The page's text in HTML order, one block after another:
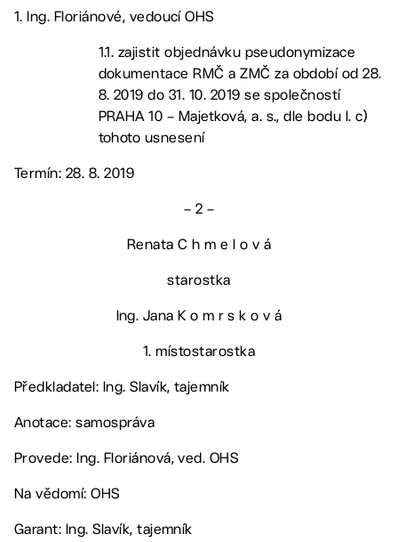
1. Ing. Floriánové, vedoucí OHS
1.1. zajistit objednávku pseudonymizace
dokumentace RMČ a ZMČ za období od 28.
8. 2019 do 31. 10. 2019 se společností
PRAHA 10 – Majetková, a. s., dle bodu I. c)
tohoto usnesení
Termín: 28. 8. 2019
– 2 –
Renata C h m e l o v á
starostka
Ing. Jana K o m r s k o v á
1. místostarostka
Předkladatel: Ing. Slavík, tajemník
Anotace: samospráva
Provede: Ing. Floriánová, ved. OHS
Na vědomí: OHS
Garant: Ing. Slavík, tajemník